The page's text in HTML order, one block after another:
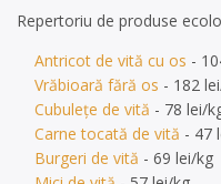
Repertoriu de produse
Antricot de vită cu os -
Vrăbioară fără os - 182
Cubulețe de vită - 78 lei/
Carne tocată de vită - 47
Burgeri de vită - 69 lei/kg